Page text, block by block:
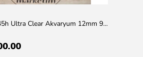
120x50x45h Ultra Clear Akvaryum 12mm 90 derece Birleşim (Otobüs Kargosu İle Gönderim Sağlanmaktadır)